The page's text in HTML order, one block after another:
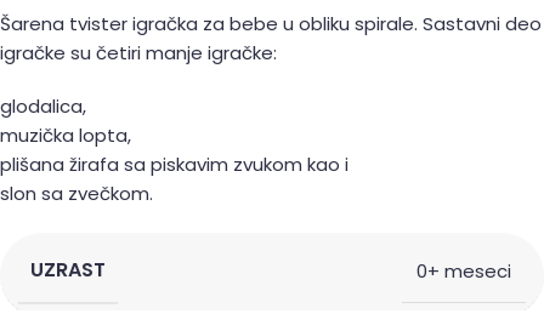
Šarena tvister igračka za bebe u obliku spirale. Sastavni deo
igračke su četiri manje igračke:
glodalica,
muzička lopta,
plišana žirafa sa piskavim zvukom kao i
slon sa zvečkom.
UZRAST 0+ meseci